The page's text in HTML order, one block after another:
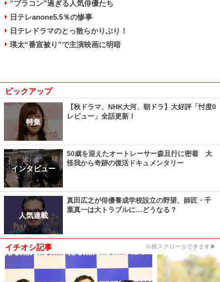
“ブラコン”過ぎる人気俳優たち
日テレanone5.5％の惨事
日テレドラマのとっ散らかりぶり！
瑛太“番宣被り”で主演映画に明暗
ピックアップ
特集
【秋ドラマ、NHK大河、朝ドラ】大好評「忖度0
レビュー」全話更新！
インタビュー
50歳を迎えたオートレーサー森且行に密着 大
怪我から奇跡の復活ドキュメンタリー
人気連載
真田広之が俳優養成学校設立の野望、師匠・千
葉真一は大トラブルに…どうなる？
イチオシ記事 ※横スクロールできます▶